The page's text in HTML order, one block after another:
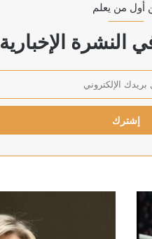
لبنانية في نشر خبر كاذب
شركة صينية شمال البلاد
أول من يعلم
النشرة الإخبارية